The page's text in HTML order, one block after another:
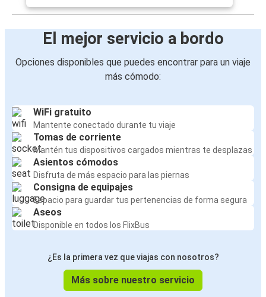
El mejor servicio a bordo
Opciones disponibles que puedes encontrar para un viaje
más cómodo:
WiFi gratuito
Mantente conectado durante tu viaje
Tomas de corriente
Mantén tus dispositivos cargados mientras te desplazas
Asientos cómodos
Disfruta de más espacio para las piernas
Consigna de equipajes
Espacio para guardar tus pertenencias de forma segura
Aseos
Disponible en todos los FlixBus
¿Es la primera vez que viajas con nosotros?
Más sobre nuestro servicio